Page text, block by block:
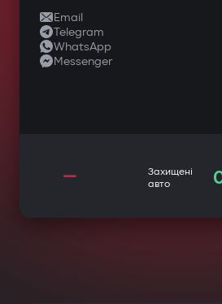
Email
Telegram
WhatsApp
Messenger
—
Захищені
авто